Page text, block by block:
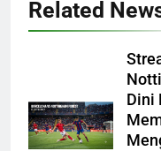
Related
Dini